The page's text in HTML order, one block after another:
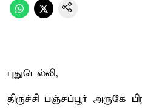
புதுடெல்லி,
திருச்சி பஞ்சப்பூர் அருகே